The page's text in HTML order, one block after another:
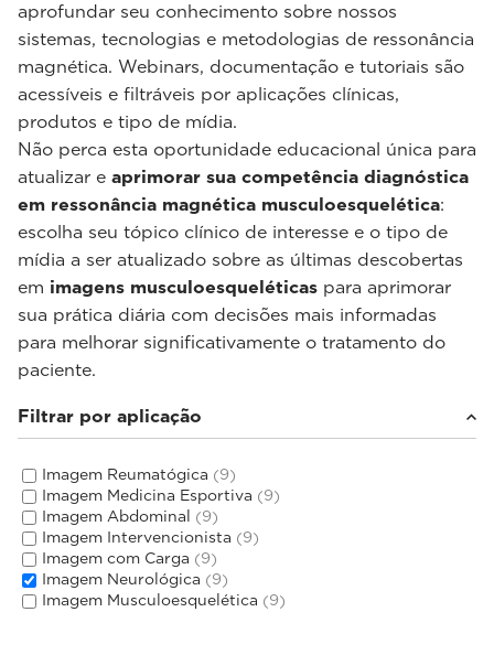
aprofundar seu conhecimento sobre nossos
sistemas, tecnologias e metodologias de ressonância
magnética. Webinars, documentação e tutoriais são
acessíveis e filtráveis por aplicações clínicas,
produtos e tipo de mídia.
Não perca esta oportunidade educacional única para
atualizar e aprimorar sua competência diagnóstica
em ressonância magnética musculoesquelética:
escolha seu tópico clínico de interesse e o tipo de
mídia a ser atualizado sobre as últimas descobertas
em imagens musculoesqueléticas para aprimorar
sua prática diária com decisões mais informadas
para melhorar significativamente o tratamento do
paciente.
Filtrar por aplicação
Imagem Reumatógica (9)
Imagem Medicina Esportiva (9)
Imagem Abdominal (9)
Imagem Intervencionista (9)
Imagem com Carga (9)
Imagem Neurológica (9)
Imagem Musculoesquelética (9)